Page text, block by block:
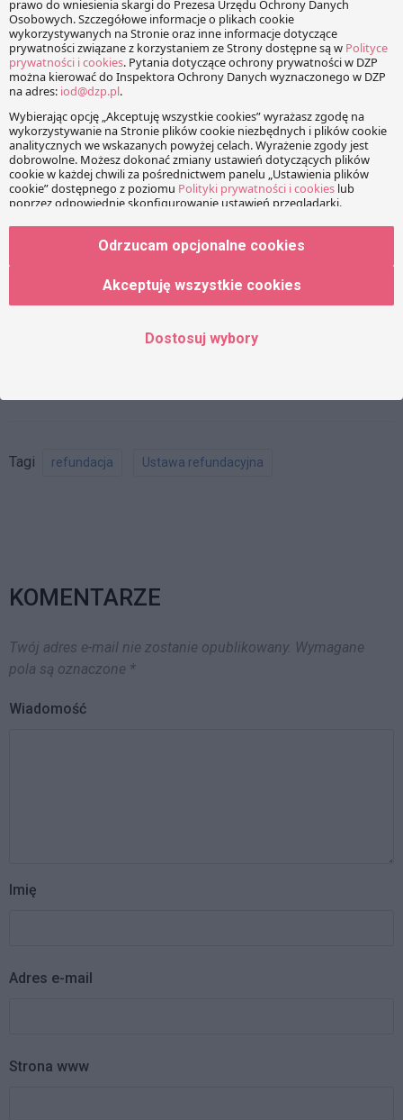
Duża nowelizacja ustawy
refundacyjnej już na stronie
Sejmu RP
Projekt ustawy o super
inspekcji trafił do konsultacji
nowelizacji Ustawy
refundacyjnej
Na stronie internetowej
Ministerstwa Zdrowia
pojawił się oczekiwany od
refundacyjnej. Treść projektu
wraz z uzasadnieniem i
oceną skutków regulacji
dostępne są pod adresem:
Radca Prawny, Partner
Tagi refundacja Ustawa refundacyjna
KOMENTARZE
Twój adres e-mail nie zostanie opublikowany. Wymagane
pola są oznaczone *
Wiadomość
Imię
Adres e-mail
Strona www
Odrzucam opcjonalne cookies
Akceptuję wszystkie cookies
Dostosuj wybory